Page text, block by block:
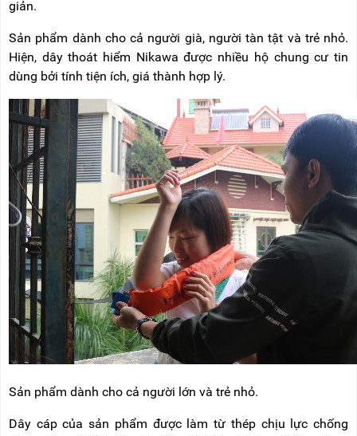
DÂY
THOÁT
HIỂM
TỰ
ĐỘNG
XE
NÂNG
TAY
giản.
Sản phẩm dành cho cả người già, người tàn tật và trẻ nhỏ.
Hiện, dây thoát hiểm Nikawa được nhiều hộ chung cư tin
dùng bởi tính tiện ích, giá thành hợp lý.
Sản phẩm dành cho cả người lớn và trẻ nhỏ.
Dây cáp của sản phẩm được làm từ thép chịu lực chống